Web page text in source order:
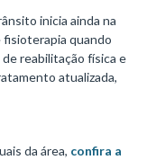
inicia ainda na
quando
reabilitação física e
atualizada,
da área, confira a